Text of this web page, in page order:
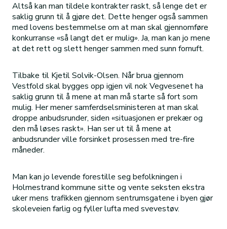
Altså kan man tildele kontrakter raskt, så lenge det er
saklig grunn til å gjøre det. Dette henger også sammen
med lovens bestemmelse om at man skal gjennomføre
konkurranse «så langt det er mulig». Ja, man kan jo mene
at det rett og slett henger sammen med sunn fornuft.
Tilbake til Kjetil Solvik-Olsen. Når brua gjennom
Vestfold skal bygges opp igjen vil nok Vegvesenet ha
saklig grunn til å mene at man må starte så fort som
mulig. Her mener samferdselsministeren at man skal
droppe anbudsrunder, siden «situasjonen er prekær og
den må løses raskt». Han ser ut til å mene at
anbudsrunder ville forsinket prosessen med tre-fire
måneder.
Man kan jo levende forestille seg befolkningen i
Holmestrand kommune sitte og vente seksten ekstra
uker mens trafikken gjennom sentrumsgatene i byen gjør
skoleveien farlig og fyller lufta med svevestøv.